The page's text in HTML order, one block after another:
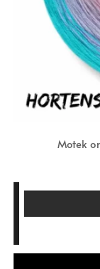
Motek